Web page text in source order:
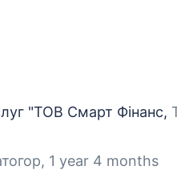
"ТОВ Смарт Фінанс,
1 year 4 months